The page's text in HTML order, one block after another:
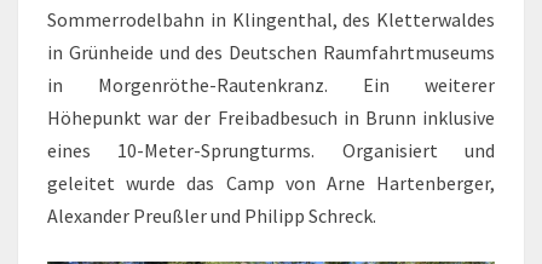
Sommerrodelbahn in Klingenthal, des Kletterwaldes
in Grünheide und des Deutschen Raumfahrtmuseums
in Morgenröthe-Rautenkranz. Ein weiterer
Höhepunkt war der Freibadbesuch in Brunn inklusive
eines 10-Meter-Sprungturms. Organisiert und
geleitet wurde das Camp von Arne Hartenberger,
Alexander Preußler und Philipp Schreck.